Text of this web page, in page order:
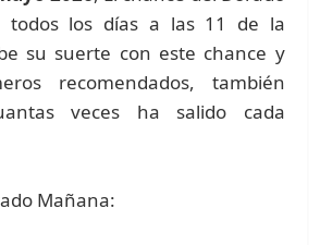
todos los días a las 11 de la
su suerte con este chance y
recomendados, también
veces ha salido cada
Mañana: